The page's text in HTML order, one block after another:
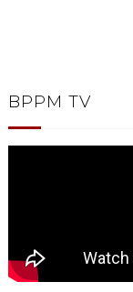
BPPM TV